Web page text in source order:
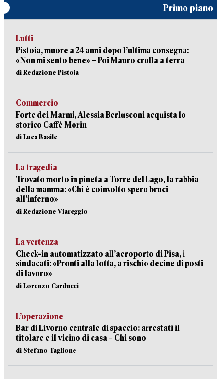
Primo piano
Lutti
Pistoia, muore a 24 anni dopo l’ultima consegna:
«Non mi sento bene» – Poi Mauro crolla a terra
di Redazione Pistoia
Commercio
Forte dei Marmi, Alessia Berlusconi acquista lo
storico Caffè Morin
di Luca Basile
La tragedia
Trovato morto in pineta a Torre del Lago, la rabbia
della mamma: «Chi è coinvolto spero bruci
all’inferno»
di Redazione Viareggio
La vertenza
Check-in automatizzato all’aeroporto di Pisa, i
sindacati: «Pronti alla lotta, a rischio decine di posti
di lavoro»
di Lorenzo Carducci
L’operazione
Bar di Livorno centrale di spaccio: arrestati il
titolare e il vicino di casa – Chi sono
di Stefano Taglione